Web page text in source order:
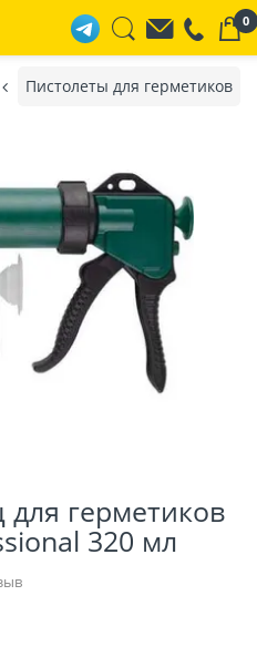
0
Пистолеты для герметиков
герметиков
320 мл